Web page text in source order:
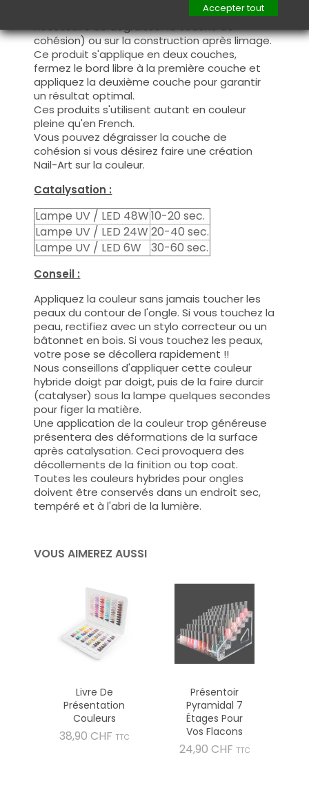
manière fine, sur la base (il n'est pas
nécessaire de dégraisser la couche de
cohésion) ou sur la construction après limage.
Ce produit s'applique en deux couches,
fermez le bord libre à la première couche et
appliquez la deuxième couche pour garantir
un résultat optimal.
Ces produits s'utilisent autant en couleur
pleine qu'en French.
Vous pouvez dégraisser la couche de
cohésion si vous désirez faire une création
Nail-Art sur la couleur.
Catalysation :
Lampe UV / LED 48W10-20 sec.
Lampe UV / LED 24W 20-40 sec.
Lampe UV / LED 6W
30-60 sec.
Conseil :
Appliquez la couleur sans jamais toucher les
peaux du contour de l'ongle. Si vous touchez la
peau, rectifiez avec un stylo correcteur ou un
bâtonnet en bois. Si vous touchez les peaux,
votre pose se décollera rapidement !!
Nous conseillons d'appliquer cette couleur
hybride doigt par doigt, puis de la faire durcir
(catalyser) sous la lampe quelques secondes
pour figer la matière.
Une application de la couleur trop généreuse
présentera des déformations de la surface
après catalysation. Ceci provoquera des
décollements de la finition ou top coat.
Toutes les couleurs hybrides pour ongles
doivent être conservés dans un endroit sec,
tempéré et à l'abri de la lumière.
VOUS AIMEREZ AUSSI
Livre De
Présentation
Couleurs
38,90 CHF Prix
TTC
Présentoir
Pyramidal 7
Étages Pour
Vos Flacons
24,90 CHF Prix
TTC
Accepter tout